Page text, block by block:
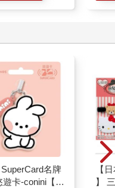
名牌
遊卡-conini【受
【
】